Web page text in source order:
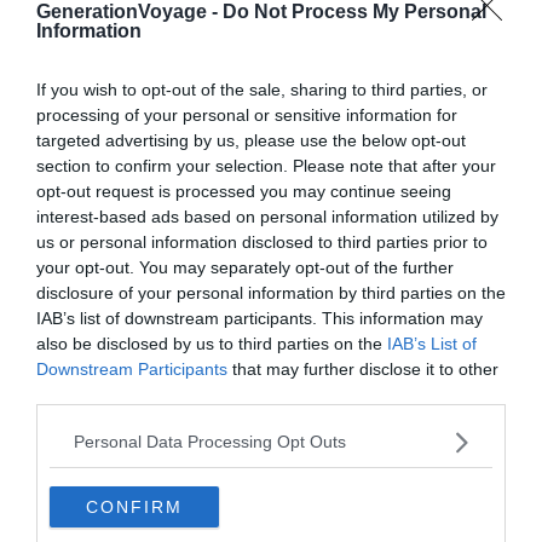
GenerationVoyage - Do Not Process My Personal
Information
If you wish to opt-out of the sale, sharing to third parties, or
processing of your personal or sensitive information for
targeted advertising by us, please use the below opt-out
section to confirm your selection. Please note that after your
opt-out request is processed you may continue seeing
interest-based ads based on personal information utilized by
us or personal information disclosed to third parties prior to
your opt-out. You may separately opt-out of the further
disclosure of your personal information by third parties on the
IAB’s list of downstream participants. This information may
also be disclosed by us to third parties on the IAB’s List of
Downstream Participants that may further disclose it to other
Personal Data Processing Opt Outs
CONFIRM
méditerranéennes authentiques
Shutterstock – Eqroy
Reconnu pour sa convivialité et sa chaleur humaine, le